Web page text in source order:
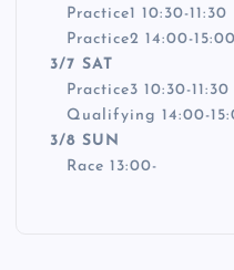
Practice1 10:30-11:30
Practice2 14:00-15:00
3/7 SAT
Practice3 10:30-11:30
Qualifying 14:00-
3/8 SUN
Race 13:00-